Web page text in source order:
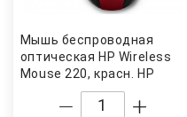
Мышь беcпроводная
оптическая HP Wireless
Mouse 220, красн. HP